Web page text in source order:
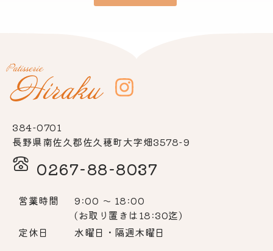
384-0701
長野県南佐久郡佐久穂町大字畑3578-9
0267-88-8037
営業時間
9:00 〜 18:00
(お取り置きは18:30迄)
定休日
水曜日・隔週木曜日